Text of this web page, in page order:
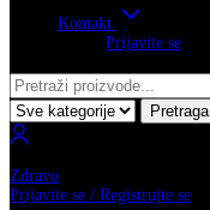
Kontakt
Prijavite se
Pretraga
Zdravo
Prijavite se / Registrujte se